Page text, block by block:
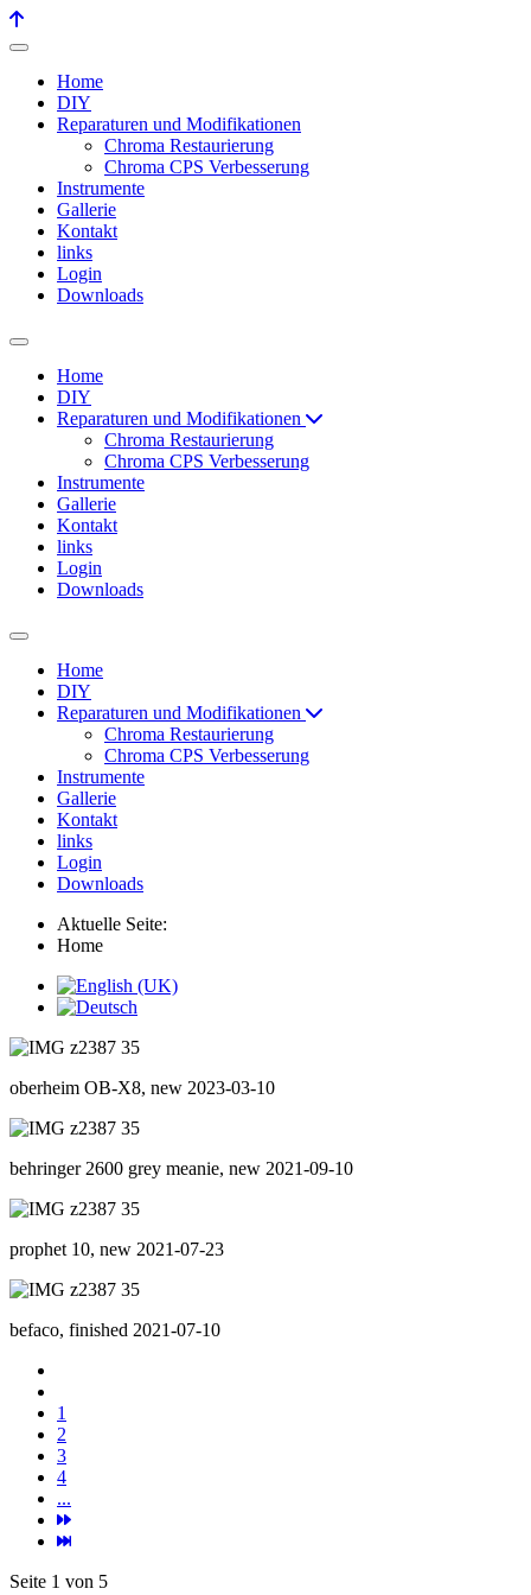
Home
DIY
Reparaturen und Modifikationen
Chroma Restaurierung
Chroma CPS Verbesserung
Instrumente
Gallerie
Kontakt
links
Login
Downloads
Home
DIY
Reparaturen und Modifikationen
Chroma Restaurierung
Chroma CPS Verbesserung
Instrumente
Gallerie
Kontakt
links
Login
Downloads
Home
DIY
Reparaturen und Modifikationen
Chroma Restaurierung
Chroma CPS Verbesserung
Instrumente
Gallerie
Kontakt
links
Login
Downloads
Aktuelle Seite:
Home
oberheim OB-X8, new 2023-03-10
behringer 2600 grey meanie, new 2021-09-10
prophet 10, new 2021-07-23
befaco, finished 2021-07-10
1
2
3
4
...
Seite 1 von 5